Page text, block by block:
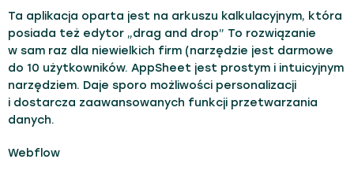
Ta aplikacja oparta jest na arkuszu kalkulacyjnym, która
posiada też edytor „drag and drop” To rozwiązanie
w sam raz dla niewielkich firm (narzędzie jest darmowe
do 10 użytkowników. AppSheet jest prostym i intuicyjnym
narzędziem. Daje sporo możliwości personalizacji
i dostarcza zaawansowanych funkcji przetwarzania
danych.
Webflow